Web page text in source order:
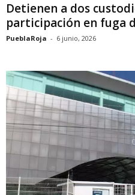
Detienen a dos
participación en fuga
PueblaRoja - 6 junio, 2026